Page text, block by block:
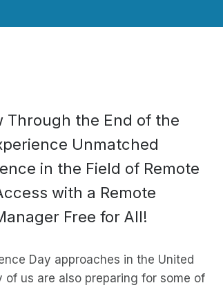
Through the End of the
Unmatched
in the Field of Remote
with a Remote
Free for All!
Day approaches in the United
of us are also preparing for some of